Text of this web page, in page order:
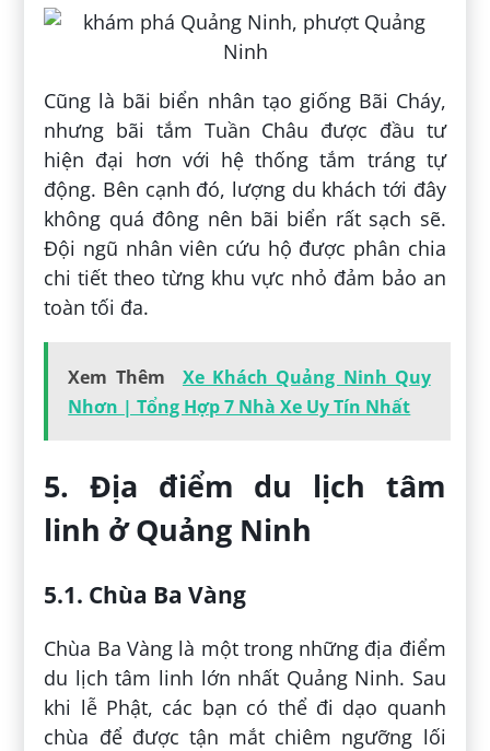
Cũng là bãi biển nhân tạo giống Bãi Cháy,
nhưng bãi tắm Tuần Châu được đầu tư
hiện đại hơn với hệ thống tắm tráng tự
động. Bên cạnh đó, lượng du khách tới đây
không quá đông nên bãi biển rất sạch sẽ.
Đội ngũ nhân viên cứu hộ được phân chia
chi tiết theo từng khu vực nhỏ đảm bảo an
toàn tối đa.
Xem Thêm
Xe Khách Quảng Ninh Quy
Nhơn | Tổng Hợp 7 Nhà Xe Uy Tín Nhất
5. Địa điểm du lịch tâm
linh ở Quảng Ninh
5.1. Chùa Ba Vàng
Chùa Ba Vàng là một trong những địa điểm
du lịch tâm linh lớn nhất Quảng Ninh. Sau
khi lễ Phật, các bạn có thể đi dạo quanh
chùa để được tận mắt chiêm ngưỡng lối